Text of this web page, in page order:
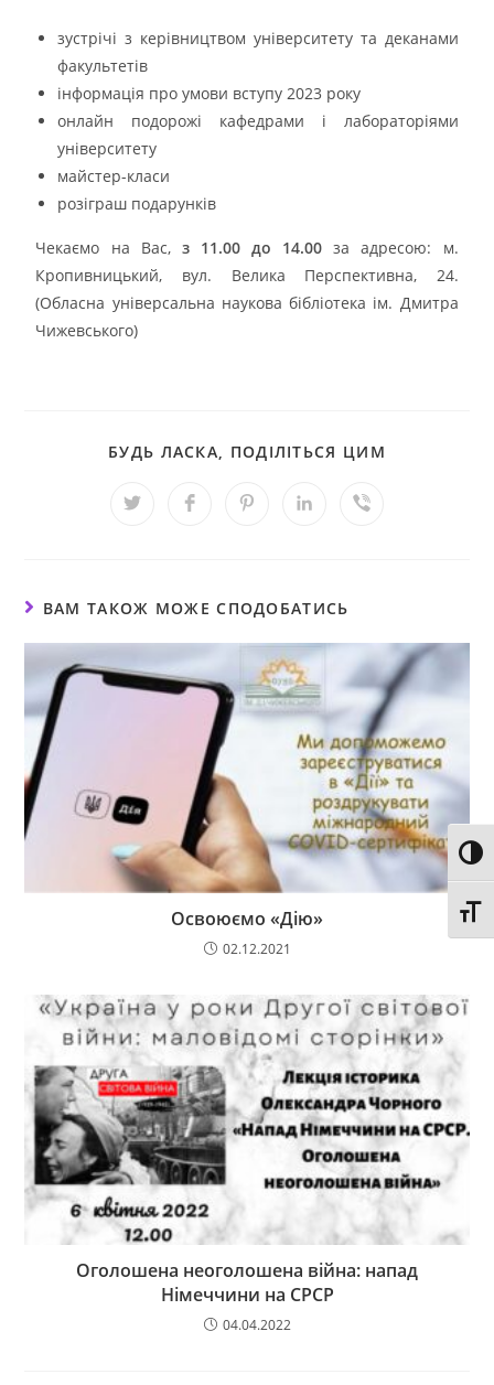
зустрічі з керівництвом університету та деканами
факультетів
інформація про умови вступу 2023 року
онлайн подорожі кафедрами і лабораторіями
університету
майстер-класи
розіграш подарунків
Чекаємо на Вас, з 11.00 до 14.00 за адресою: м.
Кропивницький, вул. Велика Перспективна, 24.
(Обласна універсальна наукова бібліотека ім. Дмитра
Чижевського)
БУДЬ ЛАСКА, ПОДІЛІТЬСЯ ЦИМ
ВАМ ТАКОЖ МОЖЕ СПОДОБАТИСЬ
Освоюємо «Дію»
02.12.2021
Оголошена неоголошена війна: напад
Німеччини на СРСР
04.04.2022